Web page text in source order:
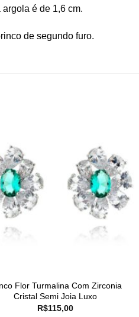
é de 1,6 cm.
de segundo furo.
Flor Turmalina Com Zirconia
Cristal Semi Joia Luxo
R$115,00